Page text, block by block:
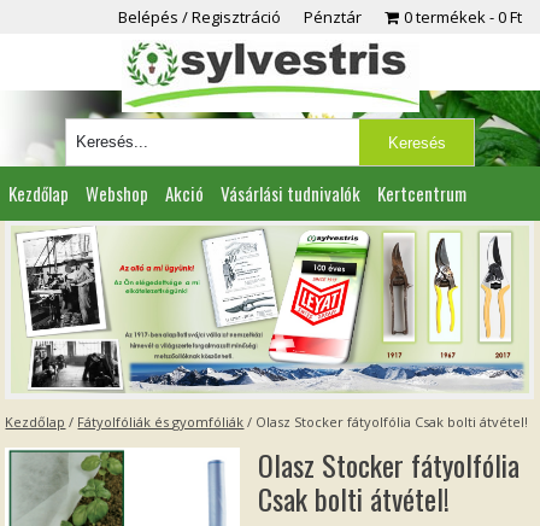
Belépés / Regisztráció Pénztár 0 termékek 0 Ft
Kezdőlap Webshop Akció Vásárlási tudnivalók Kertcentrum
Viszonteladóknak Partnereink Kapcsolat
Kezdőlap / Fátyolfóliák és gyomfóliák / Olasz Stocker fátyolfólia Csak bolti átvétel!
Olasz Stocker fátyolfólia
Csak bolti átvétel!